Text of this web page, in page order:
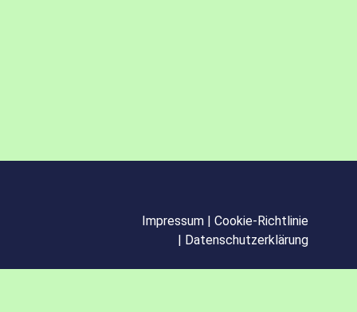
Impressum| Cookie-Richtlinie
| Datenschutzerklärung